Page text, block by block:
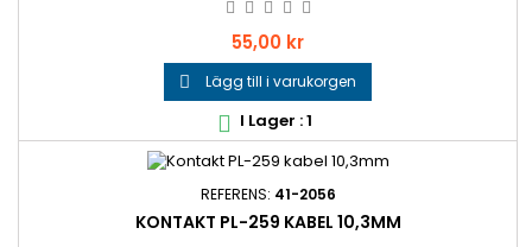
Pris
55,00 kr
 Lägg till i varukorgen
 I Lager : 1
REFERENS: 41-2056
KONTAKT PL-259 KABEL 10,3MM